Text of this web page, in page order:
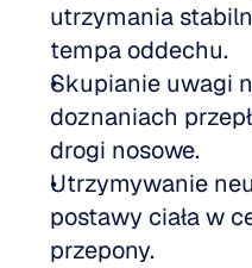
utrzymania
tempa oddechu.
Skupianie uwagi
doznaniach
drogi nosowe.
Utrzymywanie
postawy ciała w
przepony.